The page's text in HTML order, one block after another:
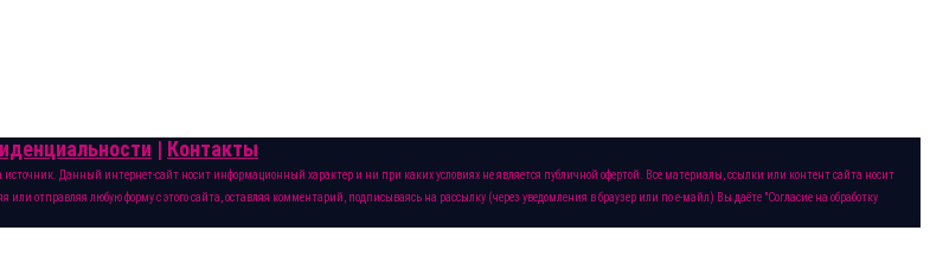
| Контакты
Данный интернет-сайт носит информационный характер и ни при каких условиях не является публичной офертой. Все материалы, ссылки или контент сайта носит
отправляя любую форму с этого сайта, оставляя комментарий, подписываясь на рассылку (через уведомления в браузер или по е-майл) Вы даёте "Согласие на обработку